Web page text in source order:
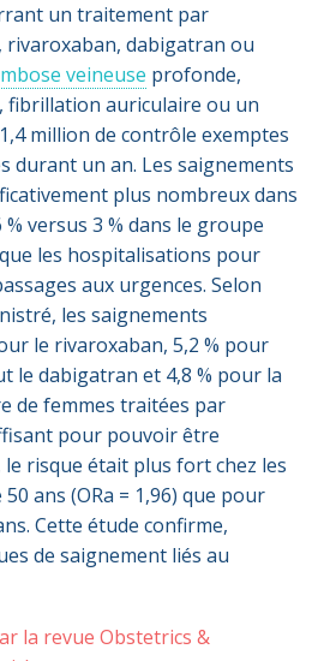
un traitement par
dabigatran ou
veineuse profonde,
fibrillation auriculaire ou un
million de contrôle exemptes
durant un an. Les saignements
plus nombreux dans
versus 3 % dans le groupe
les hospitalisations pour
aux urgences. Selon
les saignements
le rivaroxaban, 5,2 % pour
le dabigatran et 4,8 % pour la
de femmes traitées par
pour pouvoir être
risque était plus fort chez les
ans (ORa = 1,96) que pour
Cette étude confirme,
de saignement liés au
la revue Obstetrics &